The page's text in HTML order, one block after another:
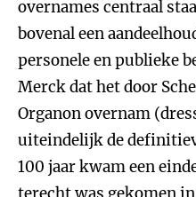
overnames centraal
bovenal een
personele en publieke
Merck dat het door
Organon overnam
uiteindelijk de
100 jaar kwam een